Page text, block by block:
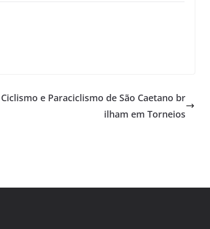
Ciclismo e Paraciclismo de São Caetano br
ilham em Torneios